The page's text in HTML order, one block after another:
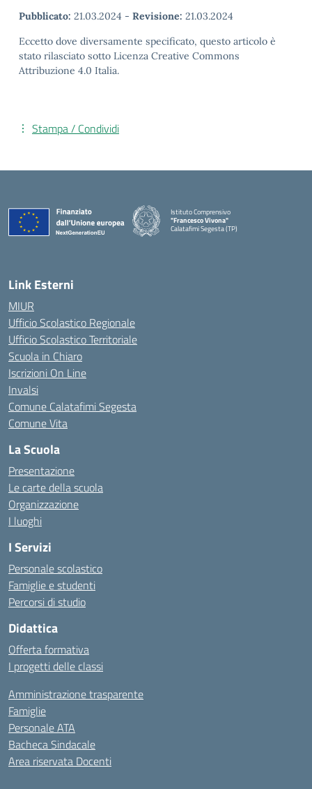
Pubblicato: 21.03.2024 - Revisione: 21.03.2024
Eccetto dove diversamente specificato, questo articolo è
stato rilasciato sotto Licenza Creative Commons
Attribuzione 4.0 Italia.
Stampa / Condividi
Istituto Comprensivo
"Francesco Vivona"
Calatafimi Segesta (TP)
— Visita la pagina iniziale della scuola
Link Esterni
MIUR
Ufficio Scolastico Regionale
Ufficio Scolastico Territoriale
Scuola in Chiaro
Iscrizioni On Line
Invalsi
Comune Calatafimi Segesta
Comune Vita
La Scuola
Presentazione
Le carte della scuola
Organizzazione
I luoghi
I Servizi
Personale scolastico
Famiglie e studenti
Percorsi di studio
Didattica
Offerta formativa
I progetti delle classi
Amministrazione trasparente
Famiglie
Personale ATA
Bacheca Sindacale
Area riservata Docenti